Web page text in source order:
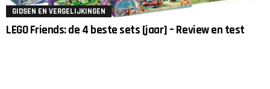
GIDSEN EN VERGELIJKINGEN
LEGO Friends: de 4 beste sets [jaar] – Review en test